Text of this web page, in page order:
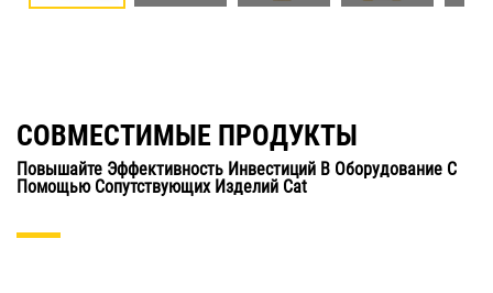
СОВМЕСТИМЫЕ ПРОДУКТЫ
Повышайте Эффективность Инвестиций В Оборудование С
Помощью Сопутствующих Изделий Cat